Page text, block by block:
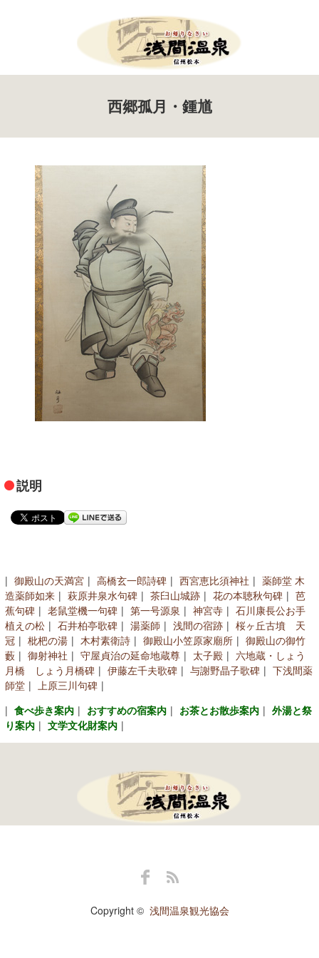
西郷孤月・鍾馗
説明
御殿山の天満宮 高橋玄一郎詩碑 西宮恵比須神社
薬師堂 木
造薬師如来
萩原井泉水句碑 茶臼山城跡 花の本聴秋句碑
芭
蕉句碑
老鼠堂機一句碑 第一号源泉 神宮寺
石川康長公お手
植えの松
石井柏亭歌碑 湯薬師 浅間の宿跡
桜ヶ丘古墳 天
冠
枇杷の湯 木村素衛詩 御殿山小笠原家廟所
御殿山の御竹
藪
御射神社 守屋貞治の延命地蔵尊 太子殿
六地蔵・しょう
月橋 しょう月橋碑
伊藤左千夫歌碑 与謝野晶子歌碑
下浅間薬
師堂
上原三川句碑
食べ歩き案内
おすすめの宿案内 お茶とお散歩案内
外湯と祭
り案内
文学文化財案内
Copyright © 浅間温泉観光協会
お知らせ
イベント案内
ツール・ド・美ヶ原
たいまつ祭り
新そば祭り
アサマップ
食べ歩き案内
おすすめの宿案内
お茶とお散歩案内
外湯と祭り案内
浅間温泉観光協会会員一覧
みどころ
昔の浅間温泉
浅間温泉の宝
コンベンションガイド
浅間温泉文化センター
アクセス
[English]